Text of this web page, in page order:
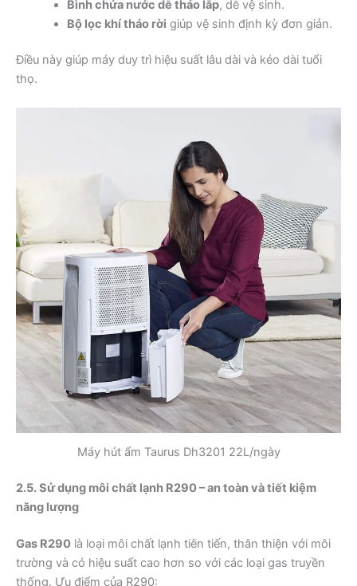
Bình chứa nước dễ tháo lắp, dễ vệ sinh.
Bộ lọc khí tháo rời giúp vệ sinh định kỳ đơn giản.
Điều này giúp máy duy trì hiệu suất lâu dài và kéo dài tuổi
thọ.
Máy hút ẩm Taurus Dh3201 22L/ngày
2.5. Sử dụng môi chất lạnh R290 – an toàn và tiết kiệm
năng lượng
Gas R290 là loại môi chất lạnh tiên tiến, thân thiện với môi
trường và có hiệu suất cao hơn so với các loại gas truyền
thống. Ưu điểm của R290: